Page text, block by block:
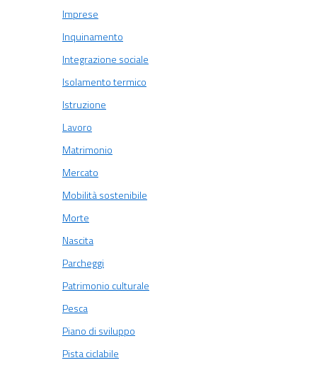
Imprese
Inquinamento
Integrazione sociale
Isolamento termico
Istruzione
Lavoro
Matrimonio
Mercato
Mobilità sostenibile
Morte
Nascita
Parcheggi
Patrimonio culturale
Pesca
Piano di sviluppo
Pista ciclabile